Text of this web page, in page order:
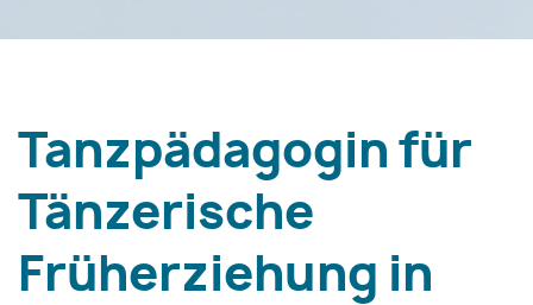
Tanzpädagogin für
Tänzerische
Früherziehung in